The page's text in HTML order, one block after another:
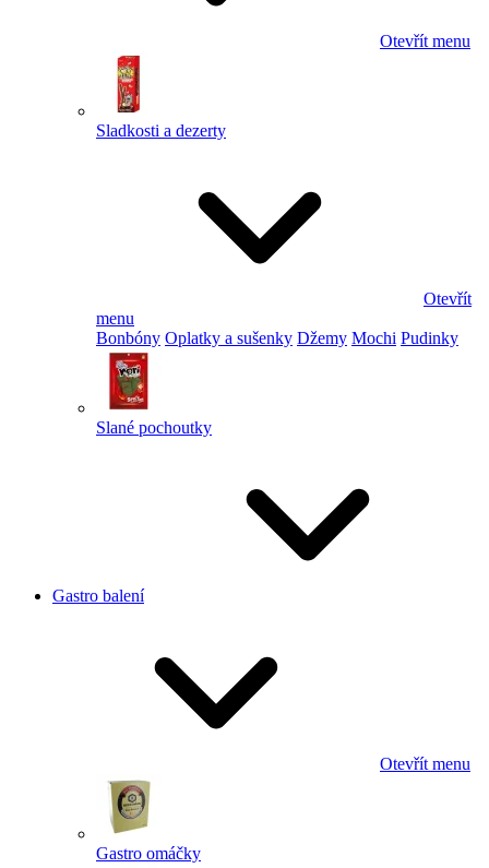
Otevřít menu
Sladkosti a dezerty
Otevřít
menu
Bonbóny Oplatky a sušenky Džemy Mochi Pudinky
Slané pochoutky
Gastro balení
Otevřít menu
Gastro omáčky